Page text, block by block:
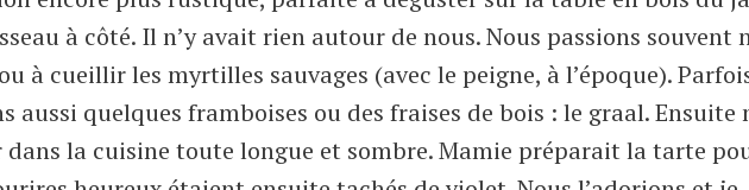
à côté. Il n’y avait rien autour de nous. Nous passions souvent
à cueillir les myrtilles sauvages (avec le peigne, à l’époque).
aussi quelques framboises ou des fraises de bois : le graal. Ensuite
la cuisine toute longue et sombre. Mamie préparait la tarte